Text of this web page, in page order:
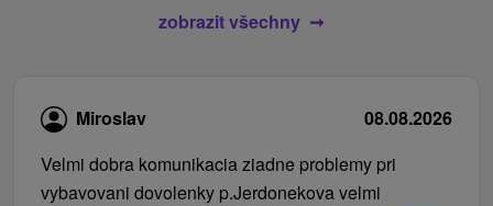
zobrazit všechny
Miroslav
08.08.2026
Velmi dobra komunikacia ziadne problemy pri
vybavovani dovolenky p.Jerdonekova velmi